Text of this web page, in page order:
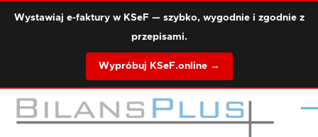
Wystawiaj e-faktury w KSeF — szybko, wygodnie i zgodnie z
przepisami.
Wypróbuj KSeF.online →